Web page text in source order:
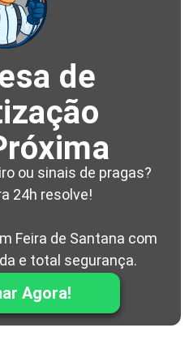
de
ou sinais de pragas?
24h resolve!
Feira de Santana com
e total segurança.
Agora!